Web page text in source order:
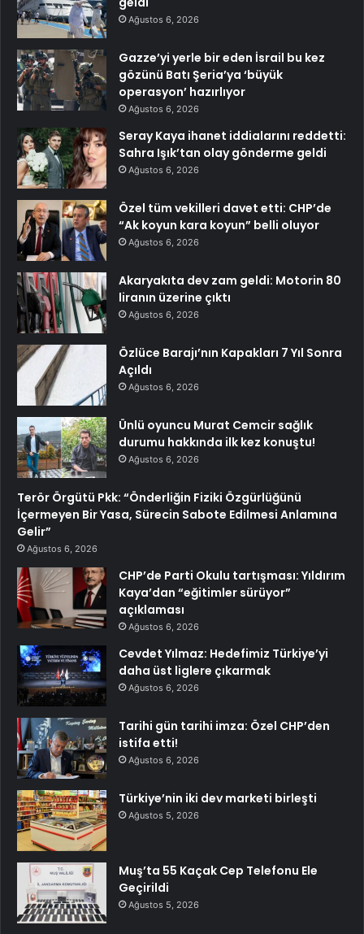
Ağustos 6, 2026
Gazze’yi yerle bir eden İsrail bu kez
gözünü Batı Şeria’ya ‘büyük
operasyon’ hazırlıyor
Ağustos 6, 2026
Seray Kaya ihanet iddialarını reddetti:
Sahra Işık’tan olay gönderme geldi
Ağustos 6, 2026
Özel tüm vekilleri davet etti: CHP’de
“Ak koyun kara koyun” belli oluyor
Ağustos 6, 2026
Akaryakıta dev zam geldi: Motorin 80
liranın üzerine çıktı
Ağustos 6, 2026
Özlüce Barajı’nın Kapakları 7 Yıl Sonra
Açıldı
Ağustos 6, 2026
Ünlü oyuncu Murat Cemcir sağlık
durumu hakkında ilk kez konuştu!
Ağustos 6, 2026
Terör Örgütü Pkk: “Önderliğin Fiziki Özgürlüğünü
İçermeyen Bir Yasa, Sürecin Sabote Edilmesi Anlamına
Gelir”
Ağustos 6, 2026
CHP’de Parti Okulu tartışması: Yıldırım
Kaya’dan “eğitimler sürüyor”
açıklaması
Ağustos 6, 2026
Cevdet Yılmaz: Hedefimiz Türkiye’yi
daha üst liglere çıkarmak
Ağustos 6, 2026
Tarihi gün tarihi imza: Özel CHP’den
istifa etti!
Ağustos 6, 2026
Türkiye’nin iki dev marketi birleşti
Ağustos 5, 2026
Muş’ta 55 Kaçak Cep Telefonu Ele
Geçirildi
Ağustos 5, 2026